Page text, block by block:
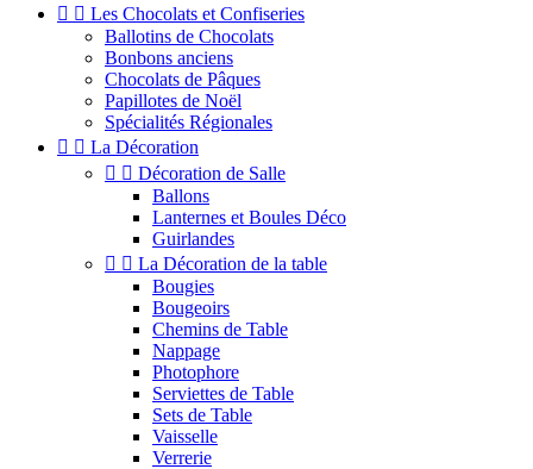
  Les Chocolats et Confiseries
Ballotins de Chocolats
Bonbons anciens
Chocolats de Pâques
Papillotes de Noël
Spécialités Régionales
  La Décoration
  Décoration de Salle
Ballons
Lanternes et Boules Déco
Guirlandes
  La Décoration de la table
Bougies
Bougeoirs
Chemins de Table
Nappage
Photophore
Serviettes de Table
Sets de Table
Vaisselle
Verrerie